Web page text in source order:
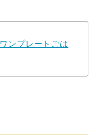
ンプレートごは